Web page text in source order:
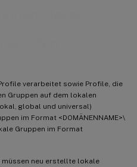
verarbeitet sowie Profile, die
Gruppen auf dem lokalen
global und universal)
im Format <DOMÄNENNAME>\
Gruppen im Format
neu erstellte lokale